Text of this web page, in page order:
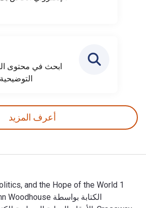
ابحث في محتوى
أعرف المزيد